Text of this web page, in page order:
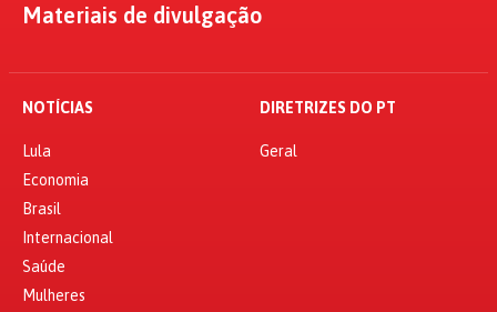
Materiais de divulgação
NOTÍCIAS
Lula
Economia
Brasil
Internacional
Saúde
Mulheres
DIRETRIZES DO PT
Geral